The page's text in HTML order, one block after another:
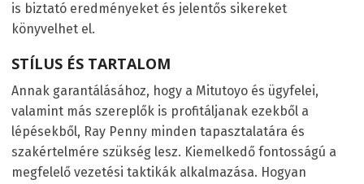
is biztató eredményeket és jelentős sikereket
könyvelhet el.
STÍLUS ÉS TARTALOM
Annak garantálásához, hogy a Mitutoyo és ügyfelei,
valamint más szereplők is profitáljanak ezekből a
lépésekből, Ray Penny minden tapasztalatára és
szakértelmére szükség lesz. Kiemelkedő fontosságú a
megfelelő vezetési taktikák alkalmazása. Hogyan